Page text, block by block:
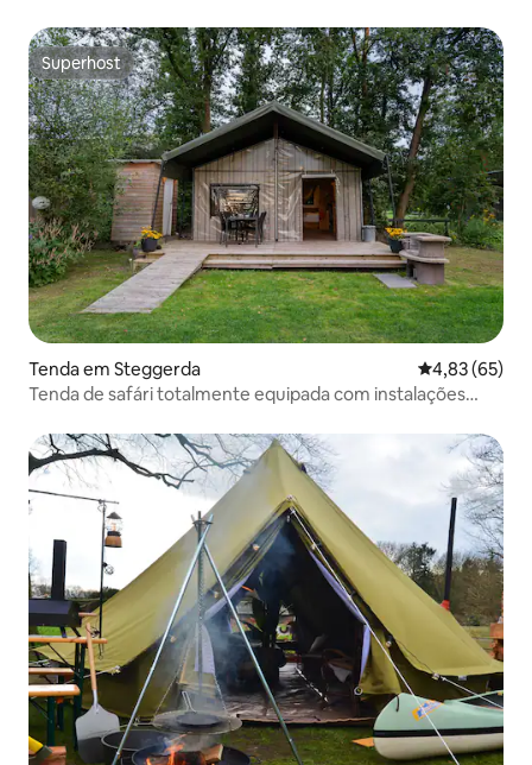
Superhost
Superhost
Tenda em Steggerda Classificação
4,83 (65)
Tenda de safári totalmente equipada com instalações